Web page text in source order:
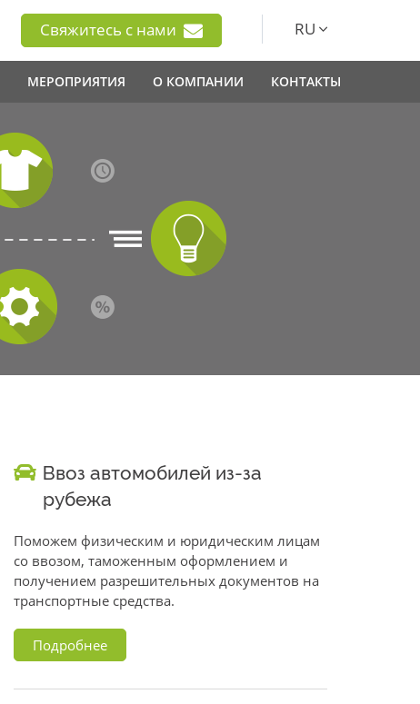
Свяжитесь с нами RU
МЕРОПРИЯТИЯ О КОМПАНИИ КОНТАКТЫ
Ввоз автомобилей из-за
рубежа
Поможем физическим и юридическим лицам
со ввозом, таможенным оформлением и
получением разрешительных документов на
транспортные средства.
Подробнее